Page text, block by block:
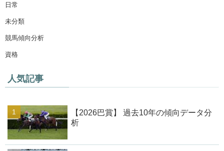
日常
未分類
競馬傾向分析
資格
人気記事
【2026巴賞】 過去10年の傾向データ分
析